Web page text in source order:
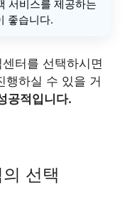
서비스를 제공하는
좋습니다.
터를 선택하시면
행하실 수 있을 거
공적입니다.
선택